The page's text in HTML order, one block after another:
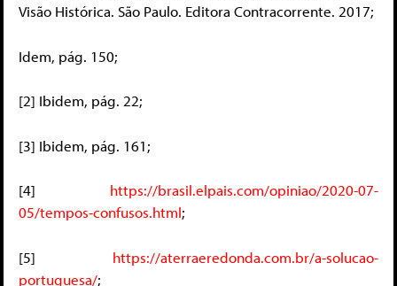
Visão Histórica. São Paulo. Editora Contracorrente. 2017;
Idem, pág. 150;
[2] Ibidem, pág. 22;
[3] Ibidem, pág. 161;
[4] https://brasil.elpais.com/opiniao/2020-07-
05/tempos-confusos.html;
[5] https://aterraeredonda.com.br/a-solucao-
portuguesa/;